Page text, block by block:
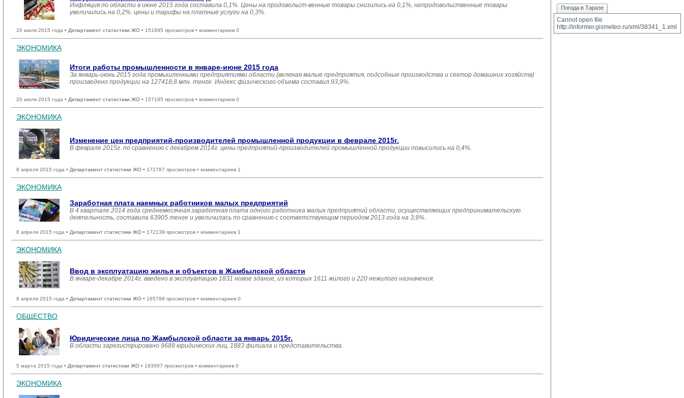
Инфляция по области в июне 2015 года составила 0,1%. Цены на продовольст-венные товары снизились на 0,1%, непродовольственные товары
увеличились на 0,2%. цены и тарифы на платные услуги на 0,3%.
20 июля 2015 года • Департамент статистики ЖО • 151895 просмотров • комментариев 0
ЭКОНОМИКА
Итоги работы промышленности в январе-июне 2015 года
За январь-июнь 2015 года промышленными предприятиями области (включая малые предприятия, подсобные производства и сектор домашних хозяйств)
произведено продукции на 127418,8 млн. тенге. Индекс физического объема составил 93,9%.
20 июля 2015 года • Департамент статистики ЖО • 157185 просмотров • комментариев 0
ЭКОНОМИКА
Изменение цен предприятий-производителей промышленной продукции в феврале 2015г.
В феврале 2015г. по сравнению с декабрем 2014г. цены предприятий-производителей промышленной продукции повысились на 0,4%.
8 апреля 2015 года • Департамент статистики ЖО • 172787 просмотров • комментариев 1
ЭКОНОМИКА
Заработная плата наемных работников малых предприятий
В 4 квартале 2014 года среднемесячная заработная плата одного работника малых предприятий области, осуществляющих предпринимательскую
деятельность, составила 63905 тенге и увеличилась по сравнению с соответствующим периодом 2013 года на 3,9%.
8 апреля 2015 года • Департамент статистики ЖО • 172139 просмотров • комментариев 1
ЭКОНОМИКА
Ввод в эксплуатацию жилья и объектов в Жамбылской области
В январе-декабре 2014г. введено в эксплуатацию 1831 новое здание, из которых 1611 жилого и 220 нежилого назначения.
8 апреля 2015 года • Департамент статистики ЖО • 165788 просмотров • комментариев 0
ОБЩЕСТВО
Юридические лица по Жамбылской области за январь 2015г.
В области зарегистрировано 9689 юридических лиц, 1883 филиала и представительства.
5 марта 2015 года • Департамент статистики ЖО • 193097 просмотров • комментариев 0
ЭКОНОМИКА
Погода в Таразе
Cannot open file
http://informer.gismeteo.ru/xml/38341_1.xml